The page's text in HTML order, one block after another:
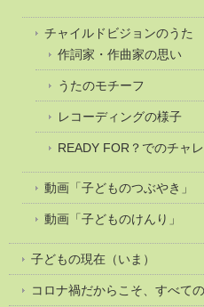
チャイルドビジョンのうた
作詞家・作曲家の思い
うたのモチーフ
レコーディングの様子
READY FOR？でのチャ
動画「子どものつぶやき」
動画「子どものけんり」
子どもの現在（いま）
コロナ禍だからこそ、すべて